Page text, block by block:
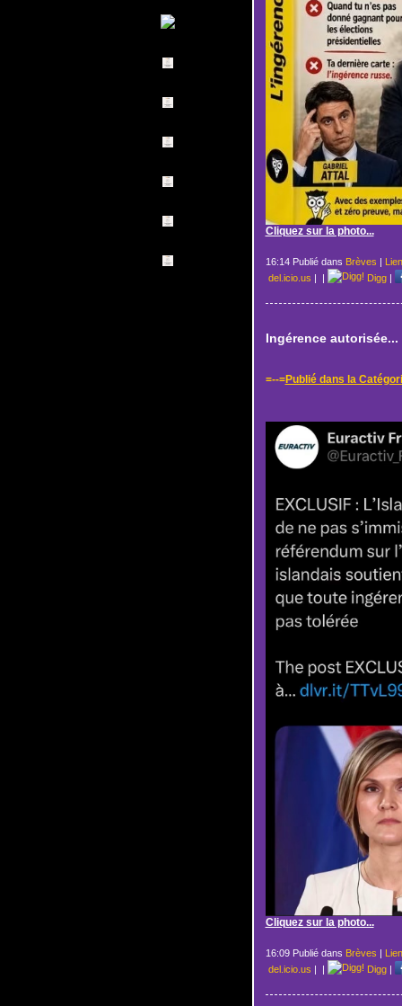
Cliquez sur la photo...
16:14 Publié dans Brèves |
del.icio.us | | Digg|
Ingérence autorisée...
=--=Publié dans la
Cliquez sur la photo...
16:09 Publié dans Brèves |
del.icio.us | | Digg|